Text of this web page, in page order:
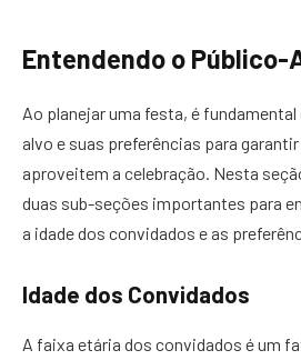
Entendendo o Público-
Ao planejar uma festa, é
alvo e suas preferências para
aproveitem a celebração. Nesta
duas sub-seções importantes para
a idade dos convidados e as
Idade dos Convidados
A faixa etária dos convidados é um